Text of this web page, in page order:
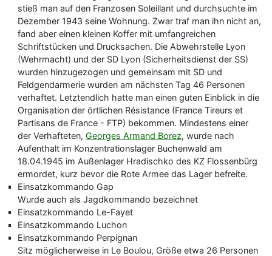
stieß man auf den Franzosen Soleillant und durchsuchte im
Dezember 1943 seine Wohnung. Zwar traf man ihn nicht an,
fand aber einen kleinen Koffer mit umfangreichen
Schriftstücken und Drucksachen. Die Abwehrstelle Lyon
(Wehrmacht) und der SD Lyon (Sicherheitsdienst der SS)
wurden hinzugezogen und gemeinsam mit SD und
Feldgendarmerie wurden am nächsten Tag 46 Personen
verhaftet. Letztendlich hatte man einen guten Einblick in die
Organisation der örtlichen Résistance (France Tireurs et
Partisans de France - FTP) bekommen. Mindestens einer
der Verhafteten,Georges Armand Borez, wurde nach
Aufenthalt im Konzentrationslager Buchenwald am
18.04.1945 im Außenlager Hradischko des KZ Flossenbürg
ermordet, kurz bevor die Rote Armee das Lager befreite.
Einsatzkommando Gap
Wurde auch als Jagdkommando bezeichnet
Einsatzkommando Le-Fayet
Einsatzkommando Luchon
Einsatzkommando Perpignan
Sitz möglicherweise in Le Boulou, Größe etwa 26 Personen